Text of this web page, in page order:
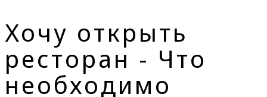
Хочу открыть
ресторан - Что
необходимо